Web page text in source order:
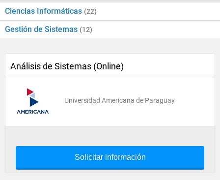
Ciencias Informáticas (22)
Gestión de Sistemas (12)
Análisis de Sistemas (Online)
Universidad Americana de Paraguay
Solicitar información